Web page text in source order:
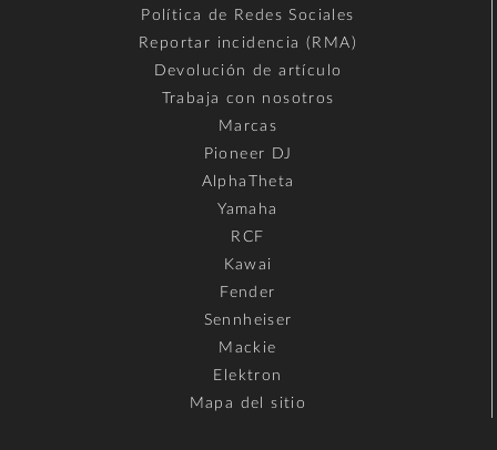
Política de Redes Sociales
Reportar incidencia (RMA)
Devolución de artículo
Trabaja con nosotros
Marcas
Pioneer DJ
AlphaTheta
Yamaha
RCF
Kawai
Fender
Sennheiser
Mackie
Elektron
Mapa del sitio